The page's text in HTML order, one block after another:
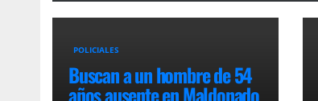
POLICIALES
Buscan a un hombre de 54
años ausente en Maldonado